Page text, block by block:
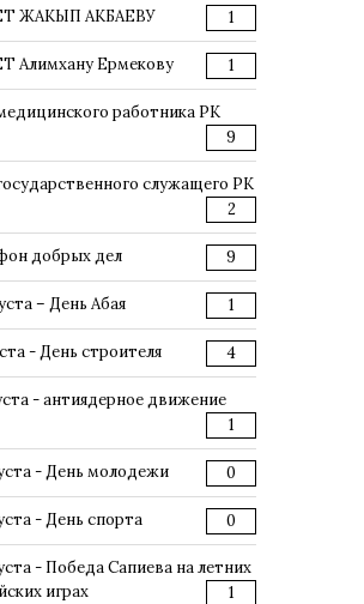
ЖАКЫП АКБАЕВУ 1
Алимхану Ермекову 1
работника РК
9
служащего РК
2
добрых дел 9
– День Абая 1
- День строителя 4
- антиядерное движение
1
- День молодежи 0
- День спорта 0
- Победа Сапиева на летних
играх
1